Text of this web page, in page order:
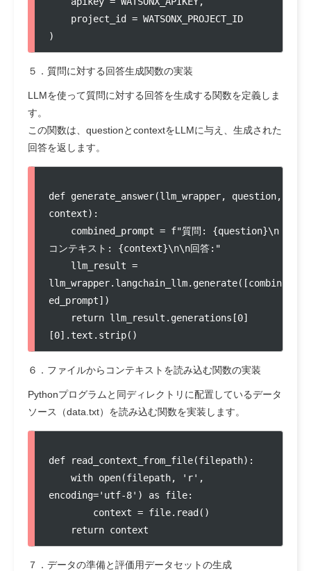
)
５．質問に対する回答生成関数の実装
LLMを使って質問に対する回答を生成する関数を定義しま
す。
この関数は、questionとcontextをLLMに与え、生成された
回答を返します。
def generate_answer(llm_wrapper, question,
context):
コンテキスト: {context}\n\n回答:"
llm_wrapper.langchain_llm.generate([combin
ed_prompt])
[0].text.strip()
６．ファイルからコンテキストを読み込む関数の実装
Pythonプログラムと同ディレクトリに配置しているデータ
ソース（data.txt）を読み込む関数を実装します。
def read_context_from_file(filepath):
encoding='utf-8') as file:
    return context
７．データの準備と評価用データセットの生成